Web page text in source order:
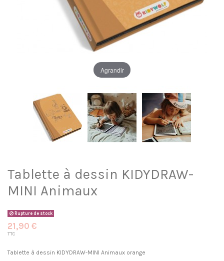
Agrandir
Tablette à dessin KIDYDRAW-
MINI Animaux
Rupture de stock
21,90 €
TTC
Tablette à dessin KIDYDRAW-MINI Animaux orange